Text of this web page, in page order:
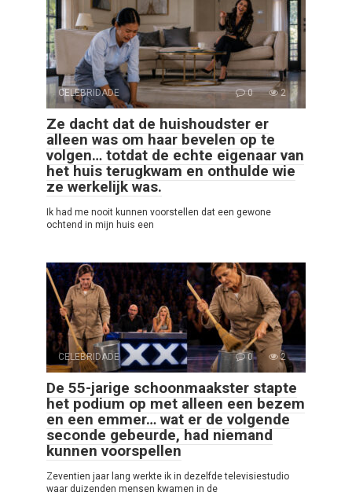
CELEBRIDADE 0 2
Ze dacht dat de huishoudster er
alleen was om haar bevelen op te
volgen… totdat de echte eigenaar van
het huis terugkwam en onthulde wie
ze werkelijk was.
Ik had me nooit kunnen voorstellen dat een gewone
ochtend in mijn huis een
CELEBRIDADE 0 2
De 55-jarige schoonmaakster stapte
het podium op met alleen een bezem
en een emmer… wat er de volgende
seconde gebeurde, had niemand
kunnen voorspellen
Zeventien jaar lang werkte ik in dezelfde televisiestudio
waar duizenden mensen kwamen in de